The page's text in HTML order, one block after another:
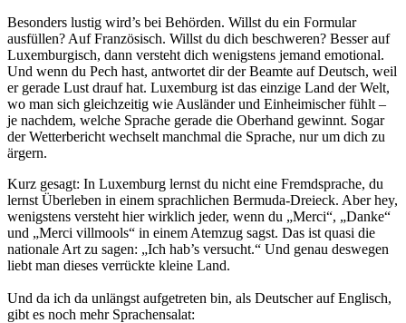
Besonders lustig wird’s bei Behörden. Willst du ein Formular
ausfüllen? Auf Französisch. Willst du dich beschweren? Besser auf
Luxemburgisch, dann versteht dich wenigstens jemand emotional.
Und wenn du Pech hast, antwortet dir der Beamte auf Deutsch, weil
er gerade Lust drauf hat. Luxemburg ist das einzige Land der Welt,
wo man sich gleichzeitig wie Ausländer und Einheimischer fühlt –
je nachdem, welche Sprache gerade die Oberhand gewinnt. Sogar
der Wetterbericht wechselt manchmal die Sprache, nur um dich zu
ärgern.
Kurz gesagt: In Luxemburg lernst du nicht eine Fremdsprache, du
lernst Überleben in einem sprachlichen Bermuda-Dreieck. Aber hey,
wenigstens versteht hier wirklich jeder, wenn du „Merci“, „Danke“
und „Merci villmools“ in einem Atemzug sagst. Das ist quasi die
nationale Art zu sagen: „Ich hab’s versucht.“ Und genau deswegen
liebt man dieses verrückte kleine Land.
Und da ich da unlängst aufgetreten bin, als Deutscher auf Englisch,
gibt es noch mehr Sprachensalat: